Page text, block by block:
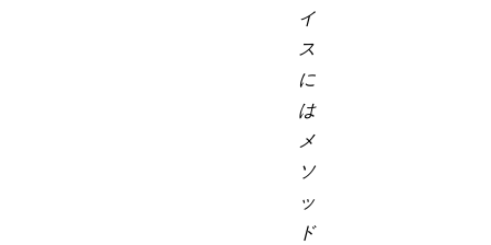
イ
ス
に
は
メ
ソ
ッ
ド